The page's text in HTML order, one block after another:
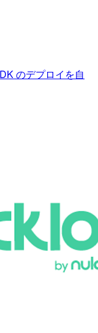
のデプロイを自